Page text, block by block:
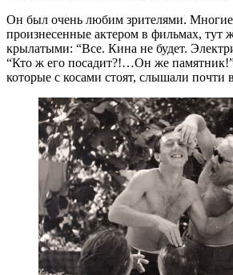
Он был очень любим зрителями.
произнесенные актером в фильмах, тут
крылатыми: “Все. Кина не будет.
“Кто ж его посадит?!…Он же
которые с косами стоят, слышали почти